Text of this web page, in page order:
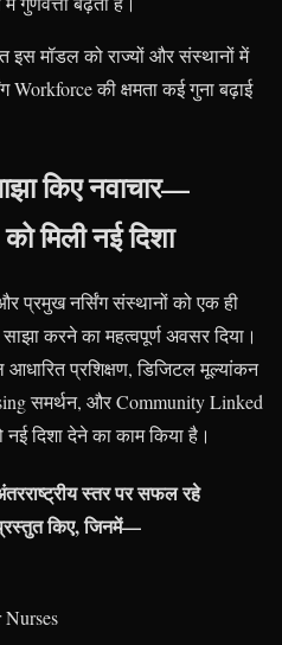
इस मॉडल को राज्यों और संस्थानों में
Workforce की क्षमता कई गुना बढ़ाई
किए नवाचार—
मिली नई दिशा
प्रमुख नर्सिंग संस्थानों को एक ही
करने का महत्वपूर्ण अवसर दिया।
आधारित प्रशिक्षण, डिजिटल मूल्यांकन
समर्थन, और Community Linked
नई दिशा देने का काम किया है।
स्तर पर सफल रहे
किए, जिनमें—